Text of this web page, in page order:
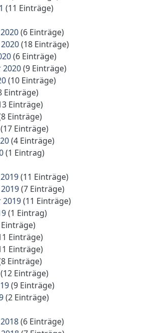
(11 Einträge)
(6 Einträge)
(18 Einträge)
(6 Einträge)
2020(9 Einträge)
(10 Einträge)
Einträge)
Einträge)
Einträge)
(17 Einträge)
(4 Einträge)
(1 Eintrag)
(11 Einträge)
(7 Einträge)
2019(11 Einträge)
(1 Eintrag)
Einträge)
Einträge)
Einträge)
(12 Einträge)
(9 Einträge)
(2 Einträge)
(6 Einträge)